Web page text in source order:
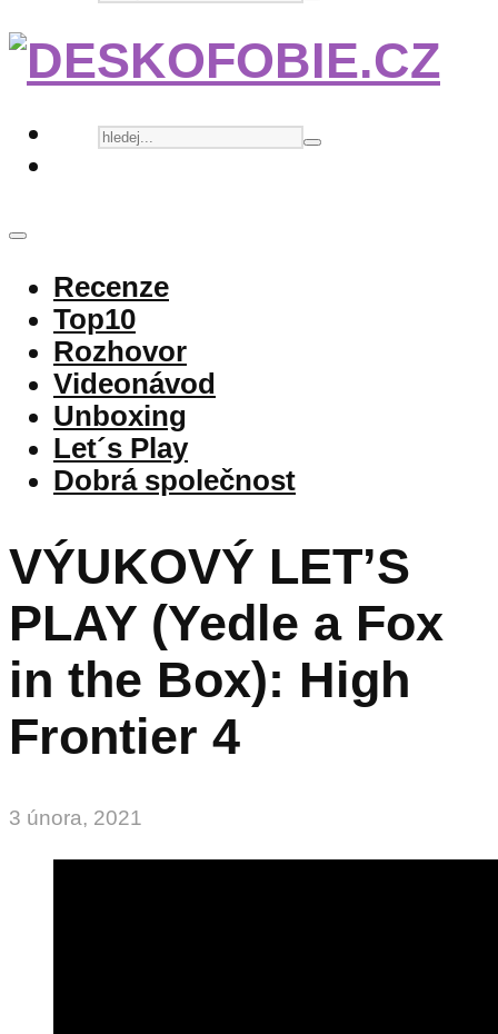
Recenze
Top10
Rozhovor
Videonávod
Unboxing
Let´s Play
Dobrá společnost
VÝUKOVÝ LET’S
PLAY (Yedle a Fox
in the Box): High
Frontier 4
3 února, 2021